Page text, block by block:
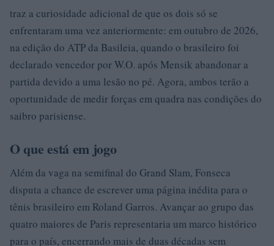
traz a curiosidade adicional de que os dois só se
enfrentaram uma vez anteriormente: em outubro de 2026,
na edição do ATP da Basileia, quando o brasileiro foi
declarado vencedor por W.O. após Mensik abandonar a
partida devido a uma lesão no pé. Agora, ambos terão a
oportunidade de medir forças em quadra nas condições do
saibro parisiense.
O que está em jogo
Além da vaga na semifinal do Grand Slam, Fonseca
disputa a chance de escrever uma página inédita para o
tênis brasileiro em Roland Garros. Avançar ao grupo das
quatro maiores de Paris representaria um marco histórico
para o país, encerrando mais de duas décadas sem